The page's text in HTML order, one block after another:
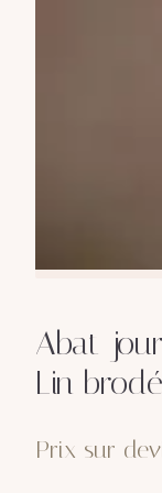
Abat-
Lin brodé
Prix sur